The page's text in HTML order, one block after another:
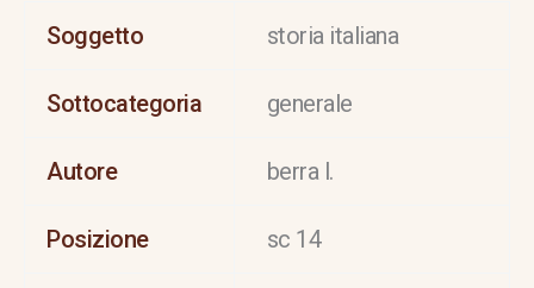
Soggetto storia italiana
Sottocategoria generale
Autore berra l.
Posizione sc 14